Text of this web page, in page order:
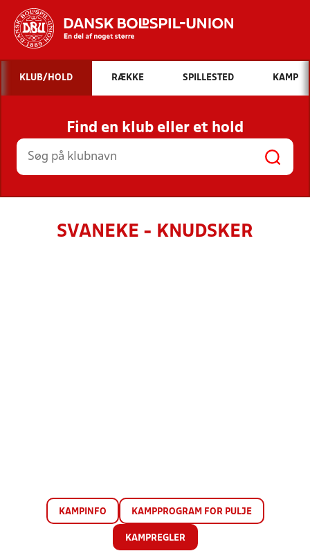
Hvad vil du søge efter?
INDHOLD OG NYHEDER
STILLINGER, RESULTATER, KLUBBER OG
HOLD
KLUB/HOLD RÆKKE SPILLESTED KAMP
Find en klub eller et hold
SVANEKE - KNUDSKER
KAMPINFO KAMPPROGRAM FOR PULJE
KAMPREGLER